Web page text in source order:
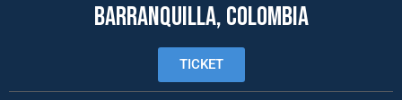
BARRANQUILLA, COLOMBIA
TICKET